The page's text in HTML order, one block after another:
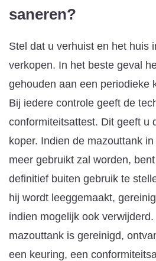
saneren?
Stel dat u verhuist en het huis
verkopen. In het beste geval
gehouden aan een periodieke
Bij iedere controle geeft de
conformiteitsattest. Dit geeft u
koper. Indien de mazouttank
meer gebruikt zal worden,
definitief buiten gebruik te
hij wordt leeggemaakt,
indien mogelijk ook
mazouttank is gereinigd,
een keuring, een